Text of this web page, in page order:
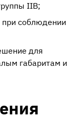
IIB;
при соблюдении
для
габаритам и